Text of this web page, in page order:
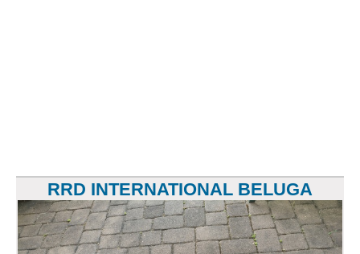
RRD INTERNATIONAL BELUGA